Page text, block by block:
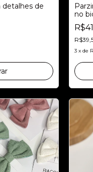
detalhes de
no
3 x de